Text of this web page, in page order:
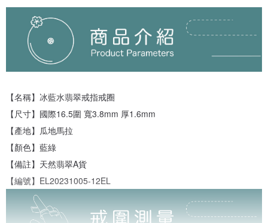
【名稱】冰藍水翡翠戒指戒圈
【尺寸】國際16.5圍 寬3.8mm 厚1.6mm
【產地】瓜地馬拉
【顏色】藍綠
【備註】天然翡翠A貨
【編號】EL20231005-12EL